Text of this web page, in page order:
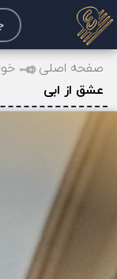
صفحه اصلی
عشق از ابی